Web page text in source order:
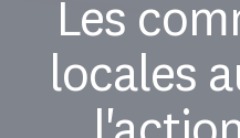
Les
locales